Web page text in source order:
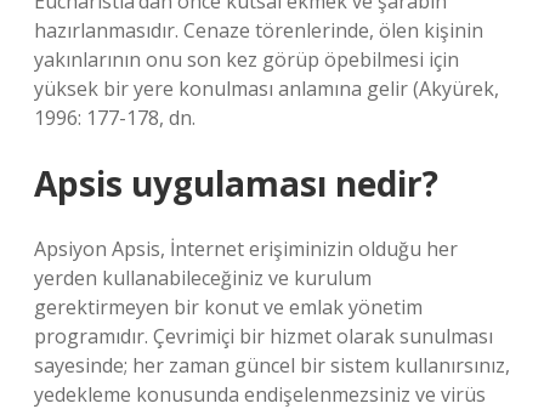
hazırlanmasıdır. Cenaze törenlerinde, ölen kişinin
yakınlarının onu son kez görüp öpebilmesi için
yüksek bir yere konulması anlamına gelir (Akyürek,
1996: 177-178, dn.
Apsis uygulaması nedir?
Apsiyon Apsis, İnternet erişiminizin olduğu her
yerden kullanabileceğiniz ve kurulum
gerektirmeyen bir konut ve emlak yönetim
programıdır. Çevrimiçi bir hizmet olarak sunulması
sayesinde; her zaman güncel bir sistem kullanırsınız,
yedekleme konusunda endişelenmezsiniz ve virüs